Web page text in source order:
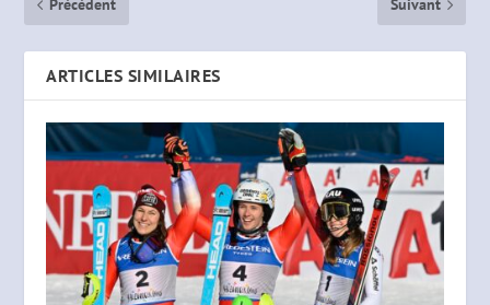
Précédent
Suivant
ARTICLES SIMILAIRES